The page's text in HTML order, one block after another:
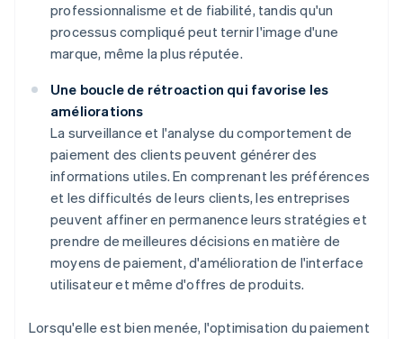
professionnalisme et de fiabilité, tandis qu'un
processus compliqué peut ternir l'image d'une
marque, même la plus réputée.
Une boucle de rétroaction qui favorise les
améliorations
La surveillance et l'analyse du comportement de
paiement des clients peuvent générer des
informations utiles. En comprenant les préférences
et les difficultés de leurs clients, les entreprises
peuvent affiner en permanence leurs stratégies et
prendre de meilleures décisions en matière de
moyens de paiement, d'amélioration de l'interface
utilisateur et même d'offres de produits.
Lorsqu'elle est bien menée, l'optimisation du paiement